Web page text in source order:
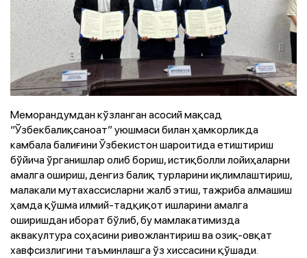
Меморандумдан кўзланган асосий мақсад
“Ўзбекбалиқсаноат” уюшмаси билан ҳамкорликда
камбала балиғини Ўзбекистон шароитида етиштириш
бўйича ўрганишлар олиб бориш, истиқболли лойиҳаларни
амалга ошириш, денгиз балиқ турларини иқлимлаштириш,
малакали мутахассисларни жалб этиш, тажриба алмашиш
ҳамда қўшма илмий-тадқиқот ишларини амалга
оширишдан иборат бўлиб, бу мамлакатимизда
аквакултура соҳасини ривожлантириш ва озиқ-овқат
хавфсизлигини таъминлашга ўз хиссасини қўшади.